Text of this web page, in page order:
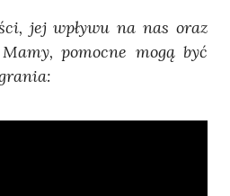
jej wpływu na nas oraz
pomocne mogą być